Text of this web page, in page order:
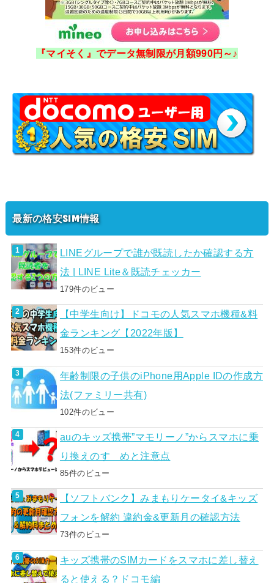
『マイそく』でデータ無制限が月額990円～♪
最新の格安SIM情報
LINEグループで誰が既読したか確認する方
法 | LINE Lite＆既読チェッカー
179件のビュー
【中学生向け】ドコモの人気スマホ機種&料
金ランキング【2022年版】
153件のビュー
年齢制限の子供のiPhone用Apple IDの作成方
法(ファミリー共有)
102件のビュー
auのキッズ携帯”マモリーノ”からスマホに乗
り換えのすゝめと注意点
85件のビュー
【ソフトバンク】みまもりケータイ&キッズ
フォンを解約 違約金&更新月の確認方法
73件のビュー
キッズ携帯のSIMカードをスマホに差し替え
ると使える？ドコモ編